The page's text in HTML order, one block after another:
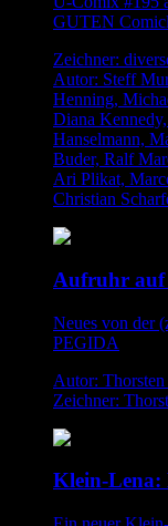
GUTEN
Zeichner:
Autor: Steff
Henning,
Diana
Hanselmann,
Buder, Ralf
Ari Plikat,
Christian
Aufruhr auf
Neues von der
PEGIDA
Autor: Thorsten
Zeichner:
Klein-